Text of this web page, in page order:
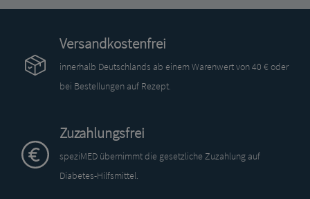
Versandkostenfrei
innerhalb Deutschlands ab einem Warenwert von 40 € oder
bei Bestellungen auf Rezept.
Zuzahlungsfrei
speziMED übernimmt die gesetzliche Zuzahlung auf
Diabetes-Hilfsmittel.